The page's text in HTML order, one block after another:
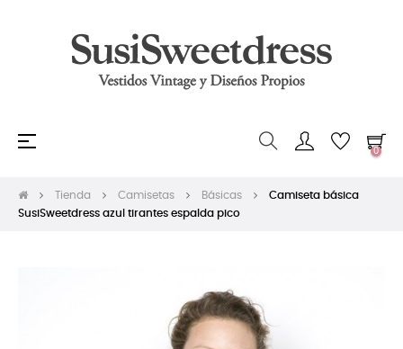
Navegación
☰
0
Tienda Camisetas Básicas
Camiseta básica
SusiSweetdress azul tirantes espalda pico